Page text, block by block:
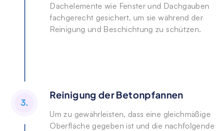
Dachelemente wie Fenster und Dachgauben
fachgerecht gesichert, um sie während der
Reinigung und Beschichtung zu schützen.
3.
Reinigung der Betonpfannen
Um zu gewährleisten, dass eine gleichmäßige
Oberfläche gegeben ist und die nachfolgende